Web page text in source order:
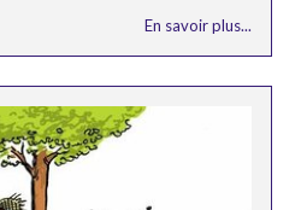
En savoir plus...